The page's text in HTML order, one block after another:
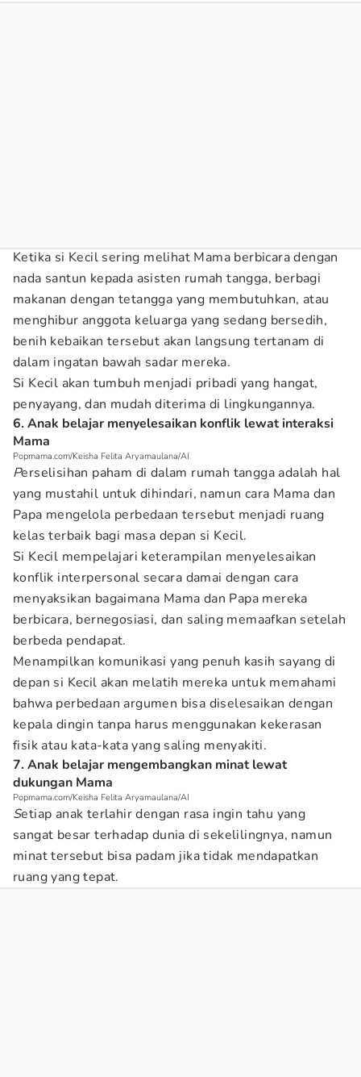
Ketika si Kecil sering melihat Mama berbicara dengan
nada santun kepada asisten rumah tangga, berbagi
makanan dengan tetangga yang membutuhkan, atau
menghibur anggota keluarga yang sedang bersedih,
benih kebaikan tersebut akan langsung tertanam di
dalam ingatan bawah sadar mereka.
Si Kecil akan tumbuh menjadi pribadi yang hangat,
penyayang, dan mudah diterima di lingkungannya.
6. Anak belajar menyelesaikan konflik lewat interaksi
Mama
Popmama.com/Keisha Felita Aryamaulana/AI
Perselisihan paham di dalam rumah tangga adalah hal
yang mustahil untuk dihindari, namun cara Mama dan
Papa mengelola perbedaan tersebut menjadi ruang
kelas terbaik bagi masa depan si Kecil.
Si Kecil mempelajari keterampilan menyelesaikan
konflik interpersonal secara damai dengan cara
menyaksikan bagaimana Mama dan Papa mereka
berbicara, bernegosiasi, dan saling memaafkan setelah
berbeda pendapat.
Menampilkan komunikasi yang penuh kasih sayang di
depan si Kecil akan melatih mereka untuk memahami
bahwa perbedaan argumen bisa diselesaikan dengan
kepala dingin tanpa harus menggunakan kekerasan
fisik atau kata-kata yang saling menyakiti.
7. Anak belajar mengembangkan minat lewat
dukungan Mama
Popmama.com/Keisha Felita Aryamaulana/AI
Setiap anak terlahir dengan rasa ingin tahu yang
sangat besar terhadap dunia di sekelilingnya, namun
minat tersebut bisa padam jika tidak mendapatkan
ruang yang tepat.